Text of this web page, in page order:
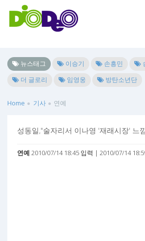
뉴스태그 이승기 손흥민
더 글로리
임영웅 방탄소년단
Home 기사 연예
성동일,"술자리서 이나영 '재래시장' 느
연예 2010/07/14 18:45 입력 | 2010/07/14